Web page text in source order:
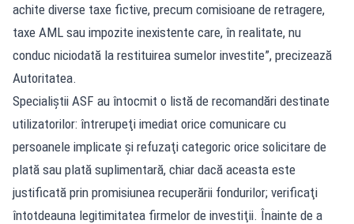
achite diverse taxe fictive, precum comisioane de retragere,
taxe AML sau impozite inexistente care, în realitate, nu
conduc niciodată la restituirea sumelor investite”, precizează
Autoritatea.
Specialiştii ASF au întocmit o listă de recomandări destinate
utilizatorilor: întrerupeţi imediat orice comunicare cu
persoanele implicate şi refuzaţi categoric orice solicitare de
plată sau plată suplimentară, chiar dacă aceasta este
justificată prin promisiunea recuperării fondurilor; verificaţi
întotdeauna legitimitatea firmelor de investiţii. Înainte de a